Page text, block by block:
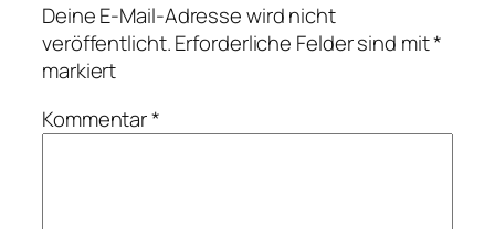
Deine E-Mail-Adresse wird nicht
veröffentlicht.Erforderliche Felder sind mit*
markiert
Kommentar*